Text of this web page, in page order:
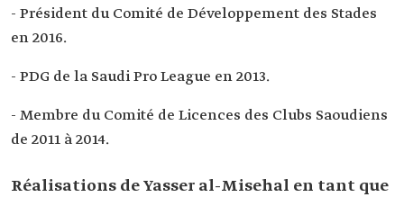
- Président du Comité de Développement des Stades
en 2016.
- PDG de la Saudi Pro League en 2013.
- Membre du Comité de Licences des Clubs Saoudiens
de 2011 à 2014.
Réalisations de Yasser al-Misehal en tant que